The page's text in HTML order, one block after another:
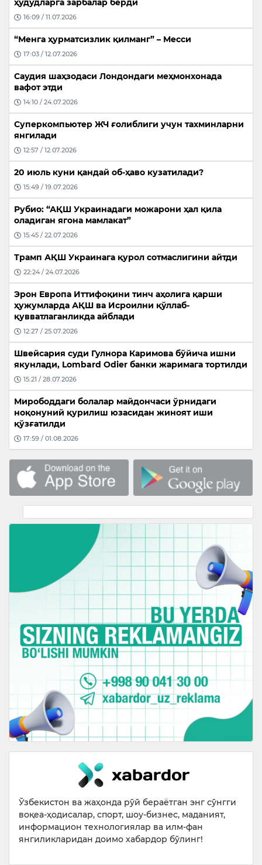
16:09 / 11.07.2026
“Менга ҳурматсизлик қилманг” – Месси
17:03 / 12.07.2026
Саудия шаҳзодаси Лондондаги меҳмонхонада
вафот этди
14:10 / 24.07.2026
Суперкомпьютер ЖЧ ғолиблиги учун тахминларни
янгилади
12:57 / 12.07.2026
20 июль куни қандай об-ҳаво кузатилади?
15:49 / 19.07.2026
Рубио: “АҚШ Украинадаги можарони ҳал қила
оладиган ягона мамлакат”
15:45 / 22.07.2026
Трамп АҚШ Украинага қурол сотмаслигини айтди
22:24 / 24.07.2026
Эрон Европа Иттифоқини тинч аҳолига қарши
ҳужумларда АҚШ ва Исроилни қўллаб-
қувватлаганликда айблади
12:27 / 25.07.2026
Швейсария суди Гулнора Каримова бўйича ишни
якунлади, Lombard Odier банки жаримага тортилди
15:21 / 28.07.2026
Мирободдаги болалар майдончаси ўрнидаги
ноқонуний қурилиш юзасидан жиноят иши
қўзғатилди
17:59 / 01.08.2026
Ўзбекистон ва жаҳонда рўй бераётган энг сўнгги
воқеа-ҳодисалар, спорт, шоу-бизнес, маданият,
информацион технологиялар ва илм-фан
янгиликларидан доимо хабардор бўлинг!